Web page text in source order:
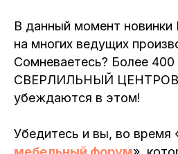
В данный момент
на многих ведущих
Сомневаетесь? Более 400
СВЕРЛИЛЬНЫЙ ЦЕНТРОВ
убеждаются в этом!
Убедитесь и вы, во время